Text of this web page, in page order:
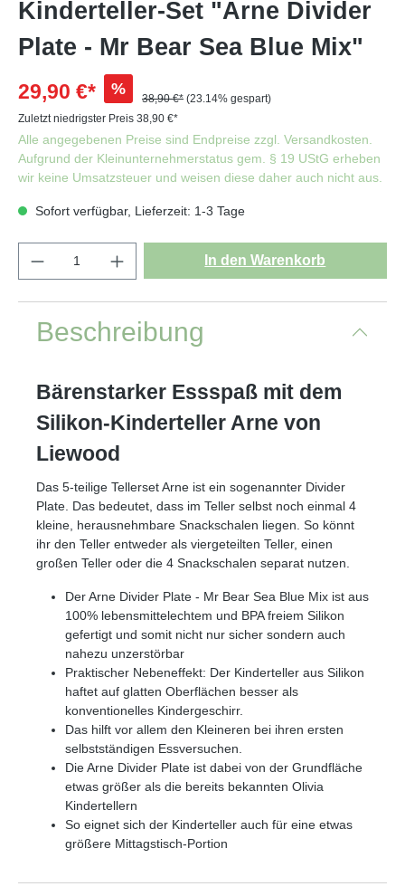
Kinderteller-Set "Arne Divider
Plate - Mr Bear Sea Blue Mix"
29,90 €* %
38,90 €* (23.14% gespart)
Zuletzt niedrigster Preis 38,90 €*
Alle angegebenen Preise sind Endpreise zzgl. Versandkosten.
Aufgrund der Kleinunternehmerstatus gem. § 19 UStG erheben
wir keine Umsatzsteuer und weisen diese daher auch nicht aus.
Sofort verfügbar, Lieferzeit: 1-3 Tage
In den Warenkorb
Beschreibung
Bärenstarker Essspaß mit dem
Silikon-Kinderteller Arne von
Liewood
Das 5-teilige Tellerset Arne ist ein sogenannter Divider
Plate. Das bedeutet, dass im Teller selbst noch einmal 4
kleine, herausnehmbare Snackschalen liegen. So könnt
ihr den Teller entweder als viergeteilten Teller, einen
großen Teller oder die 4 Snackschalen separat nutzen.
Der Arne Divider Plate - Mr Bear Sea Blue Mix ist aus
100% lebensmittelechtem und BPA freiem Silikon
gefertigt und somit nicht nur sicher sondern auch
nahezu unzerstörbar
Praktischer Nebeneffekt: Der Kinderteller aus Silikon
haftet auf glatten Oberflächen besser als
konventionelles Kindergeschirr.
Das hilft vor allem den Kleineren bei ihren ersten
selbstständigen Essversuchen.
Die Arne Divider Plate ist dabei von der Grundfläche
etwas größer als die bereits bekannten Olivia
Kindertellern
So eignet sich der Kinderteller auch für eine etwas
größere Mittagstisch-Portion